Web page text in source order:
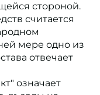
стороной.
считается
мере одно из
отвечает
означает